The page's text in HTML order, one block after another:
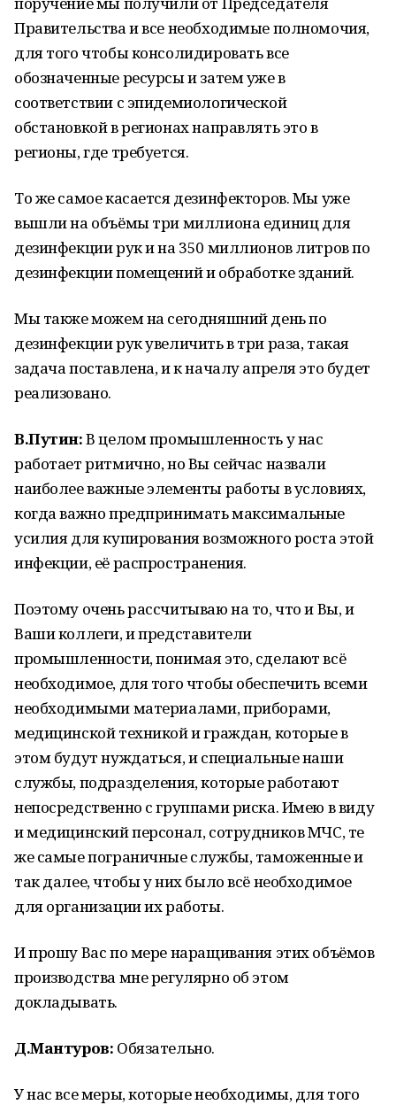
Правительства и все необходимые полномочия,
для того чтобы консолидировать все
обозначенные ресурсы и затем уже в
соответствии с эпидемиологической
обстановкой в регионах направлять это в
регионы, где требуется.
То же самое касается дезинфекторов. Мы уже
вышли на объёмы три миллиона единиц для
дезинфекции рук и на 350 миллионов литров по
дезинфекции помещений и обработке зданий.
Мы также можем на сегодняшний день по
дезинфекции рук увеличить в три раза, такая
задача поставлена, и к началу апреля это будет
реализовано.
В.Путин:В целом промышленность у нас
работает ритмично, но Вы сейчас назвали
наиболее важные элементы работы в условиях,
когда важно предпринимать максимальные
усилия для купирования возможного роста этой
инфекции, её распространения.
Поэтому очень рассчитываю на то, что и Вы, и
Ваши коллеги, и представители
промышленности, понимая это, сделают всё
необходимое, для того чтобы обеспечить всеми
необходимыми материалами, приборами,
медицинской техникой и граждан, которые в
этом будут нуждаться, и специальные наши
службы, подразделения, которые работают
непосредственно с группами риска. Имею в виду
и медицинский персонал, сотрудников МЧС, те
же самые пограничные службы, таможенные и
так далее, чтобы у них было всё необходимое
для организации их работы.
И прошу Вас по мере наращивания этих объёмов
производства мне регулярно об этом
докладывать.
Д.Мантуров: Обязательно.
У нас все меры, которые необходимы, для того